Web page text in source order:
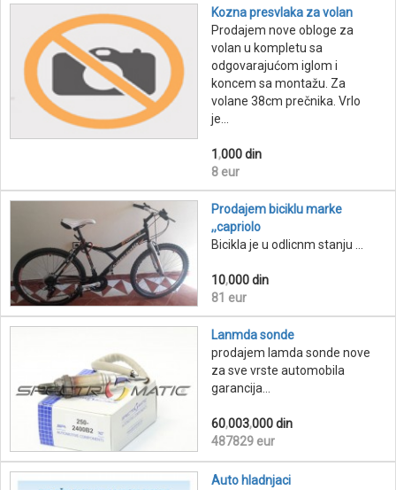
Kozna presvlaka za volan
Prodajem nove obloge za
volan u kompletu sa
odgovarajućom iglom i
koncem sa montažu. Za
volane 38cm prečnika. Vrlo
je...
1 ,000 din
8 eur
Prodajem biciklu marke
,,capriolo
Bicikla je u odlicnm stanju ...
10,000 din
81 eur
Lanmda sonde
prodajem lamda sonde nove
za sve vrste automobila
garancija...
60,003,000 din
487829 eur
Auto hladnjaci